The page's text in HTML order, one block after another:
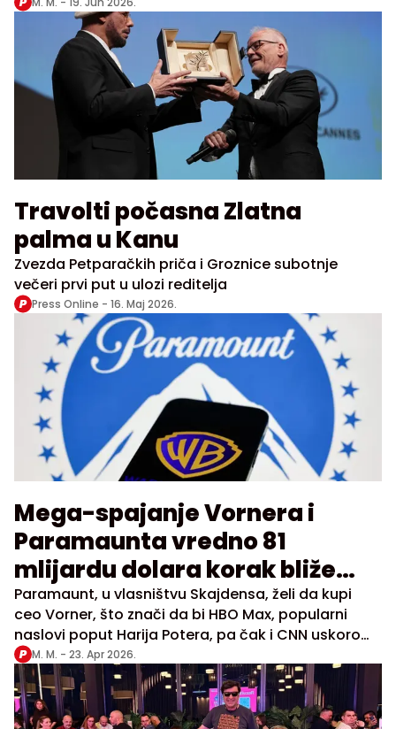
Travolti počasna Zlatna
palma u Kanu
Zvezda Petparačkih priča i Groznice subotnje
večeri prvi put u ulozi reditelja
Press Online - 16. Maj 2026.
Mega-spajanje Vornera i
Paramaunta vredno 81
mlijardu dolara korak bliže
realizaciji
Paramaunt, u vlasništvu Skajdensa, želi da kupi
ceo Vorner, što znači da bi HBO Max, popularni
naslovi poput Harija Potera, pa čak i CNN uskoro
mogli da se nađu pod istim krovom sa CBS-om,
Top Ganom i striming servisom Paramaunt+
M. M. - 23. Apr 2026.